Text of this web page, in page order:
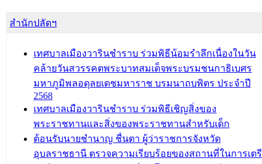
สำนักปลัดฯ
เทศบาลเมืองวารินชำราบ ร่วมพิธีน้อมรำลึกเนื่องในวัน
คล้ายวันสวรรคตพระบาทสมเด็จพระบรมชนกาธิเบศร
มหาภูมิพลอดุลยเดชมหาราช บรมนาถบพิตร ประจำปี
2568
เทศบาลเมืองวารินชำราบ ร่วมพิธีเชิญสิ่งของ
พระราชทานและสิ่งของพระราชทานสำหรับเด็ก
ต้อนรับนายชำนาญ ชื่นตา ผู้ว่าราชการจังหวัด
อุบลราชธานี ตรวจความเรียบร้อยของสถานที่ในการเตรี